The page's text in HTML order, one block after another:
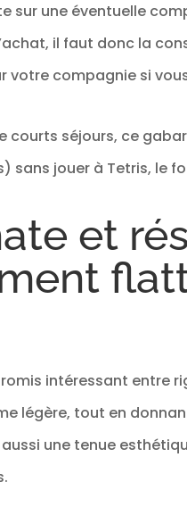
une éventuelle
il faut donc la
compagnie si
séjours, ce
sans jouer à Tetris, le
et
intéressant entre
légère, tout en
une tenue